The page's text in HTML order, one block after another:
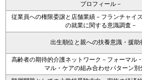
プロフィール－
従業員への権限委譲と店舗業績－フランチャイ
の就業に関する意識調査－
出生順位と親への扶養意識・援助
高齢者の期待的介護ネットワーク－フォーマル
マル・ケアの組み合わせパターン別